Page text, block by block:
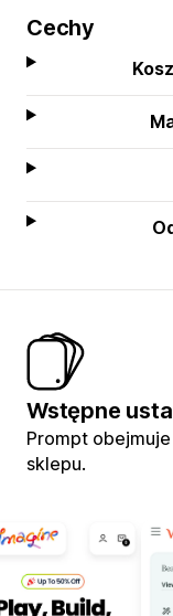
Cechy
Wstępne
Prompt
sklepu.